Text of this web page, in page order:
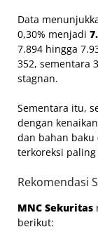
Data
0,30% menjadi
7.894 hingga
352, sementara
stagnan.
Sementara itu,
dengan kenaikan
dan bahan baku
terkoreksi
Rekomendasi
MNC Sekuritas
berikut: